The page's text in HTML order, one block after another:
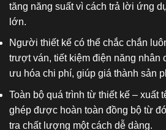
tăng năng suất vì cách trả lời ứng
lớn.
Người thiết kế có thể chắc chắn
trượt ván, tiết kiệm điện năng nhân
ưu hóa chi phí, giúp giá thành sản
Toàn bộ quá trình từ thiết kế – xuất
ghép được hoàn toàn đồng bộ từ
tra chất lượng một cách dễ dàng.